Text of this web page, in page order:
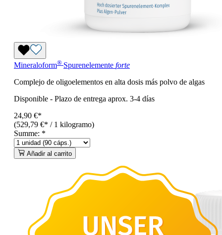
Mineraloform® Spurenelemente forte
Complejo de oligoelementos en alta dosis más polvo de algas
Disponible - Plazo de entrega aprox. 3-4 días
24,90 €*
(529,79 €* / 1 kilogramo)
Summe: *
Añadir al carrito